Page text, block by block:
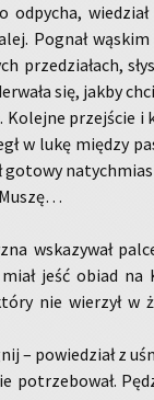
od­py­cha,
Po­gnał
prze­dzia­łach,
się, jakby
Ko­lej­ne przej­ście i
w lukę mię­dzy
go­to­wy
wska­zy­wał
jeść obiad na
nie wie­rzył w
– po­wie­dział z
po­trze­bo­wał.